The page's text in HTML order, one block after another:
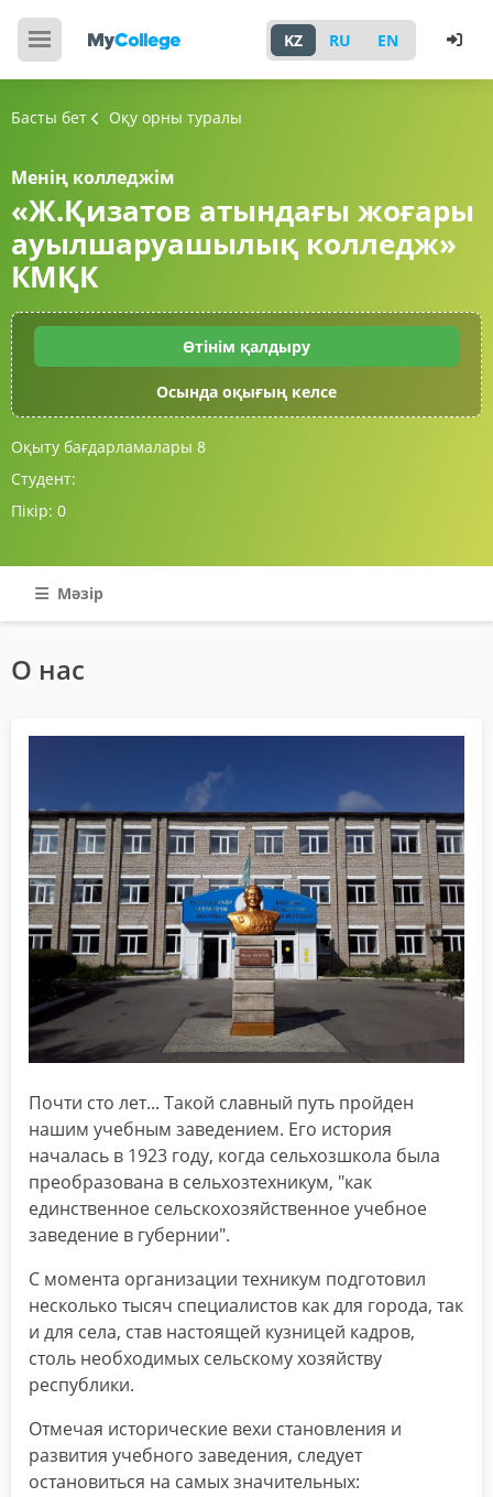
KZ RU EN
Басты бет Оқу орны туралы
Менің колледжім
«Ж.Қизатов атындағы жоғары
ауылшаруашылық колледж»
КМҚК
Өтінім қалдыру
Осында оқығың келсе
Оқыту бағдарламалары 8
Студент:
Пікір: 0
Мәзір
О нас
Почти сто лет... Такой славный путь пройден
нашим учебным заведением. Его история
началась в 1923 году, когда сельхозшкола была
преобразована в сельхозтехникум, "как
единственное сельскохозяйственное учебное
заведение в губернии".
С момента организации техникум подготовил
несколько тысяч специалистов как для города, так
и для села, став настоящей кузницей кадров,
столь необходимых сельскому хозяйству
республики.
Отмечая исторические вехи становления и
развития учебного заведения, следует
остановиться на самых значительных: